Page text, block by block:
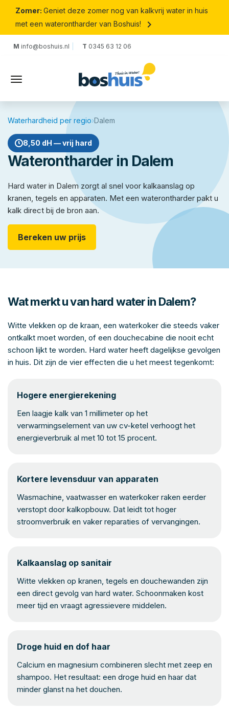
Zomer: Geniet deze zomer nog van kalkvrij water in huis
met een waterontharder van Boshuis!
keyboard_arrow_right
M info@boshuis.nl T 0345 63 12 06
Waterhardheid per regio›Dalem
8,50 dH — vrij hard
Waterontharder in Dalem
Hard water in Dalem zorgt al snel voor kalkaanslag op
kranen, tegels en apparaten. Met een waterontharder pakt u
kalk direct bij de bron aan.
Bereken uw prijs
Wat merkt u van hard water in Dalem?
Witte vlekken op de kraan, een waterkoker die steeds vaker
ontkalkt moet worden, of een douchecabine die nooit echt
schoon lijkt te worden. Hard water heeft dagelijkse gevolgen
in huis. Dit zijn de vier effecten die u het meest tegenkomt:
Hogere energierekening
Een laagje kalk van 1 millimeter op het
verwarmingselement van uw cv-ketel verhoogt het
energieverbruik al met 10 tot 15 procent.
Kortere levensduur van apparaten
Wasmachine, vaatwasser en waterkoker raken eerder
verstopt door kalkopbouw. Dat leidt tot hoger
stroomverbruik en vaker reparaties of vervangingen.
Kalkaanslag op sanitair
Witte vlekken op kranen, tegels en douchewanden zijn
een direct gevolg van hard water. Schoonmaken kost
meer tijd en vraagt agressievere middelen.
Droge huid en dof haar
Calcium en magnesium combineren slecht met zeep en
shampoo. Het resultaat: een droge huid en haar dat
minder glanst na het douchen.